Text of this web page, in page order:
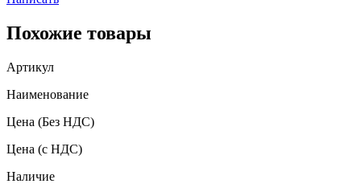
Похожие товары
Артикул
Наименование
Цена (Без НДС)
Цена (с НДС)
Наличие